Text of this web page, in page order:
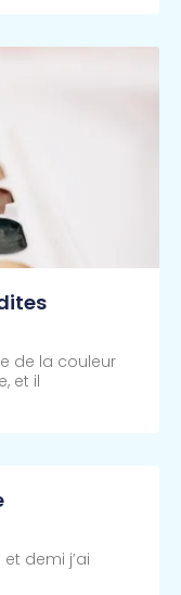
de la couleur
et il
demi j’ai